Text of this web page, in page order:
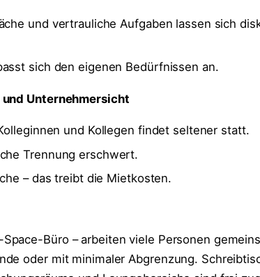
und vertrauliche Aufgaben lassen sich
sich den eigenen Bedürfnissen an.
Unternehmersicht
und Kollegen findet seltener statt.
Trennung erschwert.
– das treibt die Mietkosten.
Büro – arbeiten viele Personen
oder mit minimaler Abgrenzung.